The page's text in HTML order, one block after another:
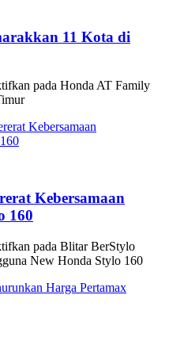
11 Kota di
pada Honda AT Family
Kebersamaan
160
pada Blitar BerStylo
New Honda Stylo 160